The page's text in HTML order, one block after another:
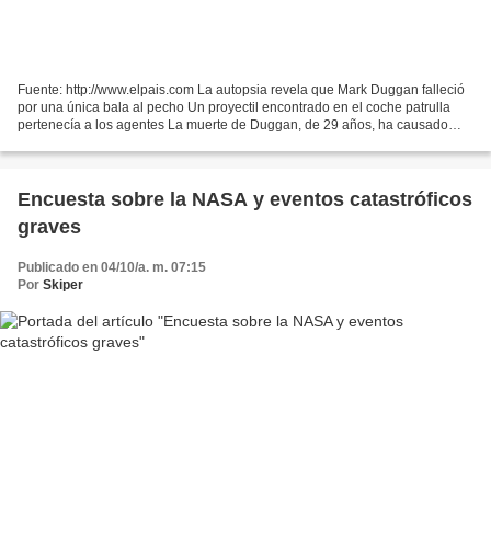
Fuente: http://www.elpais.com La autopsia revela que Mark Duggan falleció
por una única bala al pecho Un proyectil encontrado en el coche patrulla
pertenecía a los agentes La muerte de Duggan, de 29 años, ha causado
Encuesta sobre la NASA y eventos catastróficos
graves
Publicado en 04/10/a. m. 07:15
Por Skiper